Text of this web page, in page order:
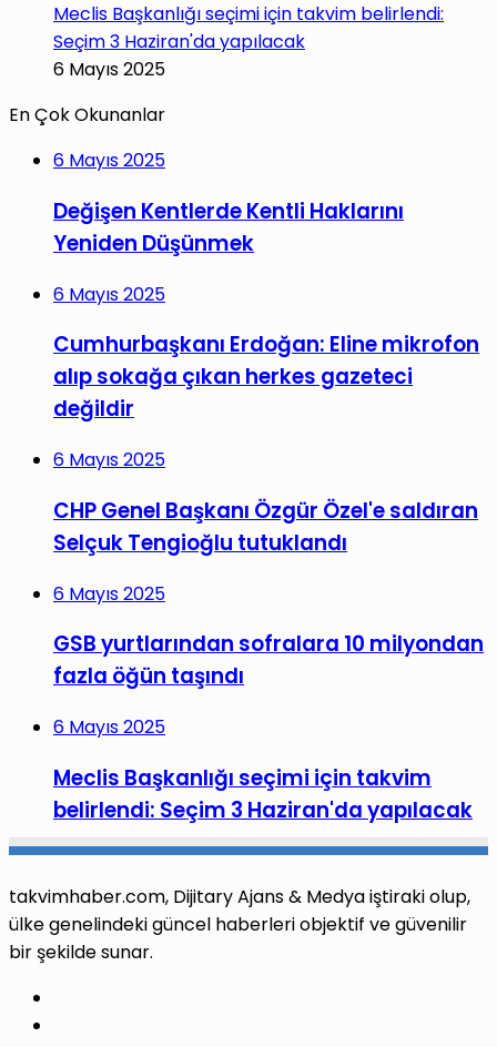
Meclis Başkanlığı seçimi için takvim belirlendi:
Seçim 3 Haziran'da yapılacak
6 Mayıs 2025
En Çok Okunanlar
6 Mayıs 2025
Değişen Kentlerde Kentli Haklarını
Yeniden Düşünmek
6 Mayıs 2025
Cumhurbaşkanı Erdoğan: Eline mikrofon
alıp sokağa çıkan herkes gazeteci
değildir
6 Mayıs 2025
CHP Genel Başkanı Özgür Özel'e saldıran
Selçuk Tengioğlu tutuklandı
6 Mayıs 2025
GSB yurtlarından sofralara 10 milyondan
fazla öğün taşındı
6 Mayıs 2025
Meclis Başkanlığı seçimi için takvim
belirlendi: Seçim 3 Haziran'da yapılacak
takvimhaber.com, Dijitary Ajans & Medya iştiraki olup,
ülke genelindeki güncel haberleri objektif ve güvenilir
bir şekilde sunar.